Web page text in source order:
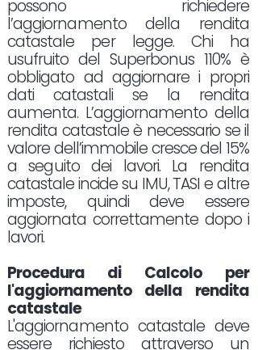
possono richiedere
l’aggiornamento della rendita
catastale per legge. Chi ha
usufruito del Superbonus 110% è
obbligato ad aggiornare i propri
dati catastali se la rendita
aumenta. L’aggiornamento della
rendita catastale è necessario se il
valore dell’immobile cresce del 15%
a seguito dei lavori. La rendita
catastale incide su IMU, TASI e altre
imposte, quindi deve essere
aggiornata correttamente dopo i
lavori.
Procedura di Calcolo per
l'aggiornamento della rendita
catastale
L'aggiornamento catastale deve
essere richiesto attraverso un